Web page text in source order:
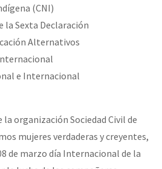
Humanidad. (Las poblaciones y
(CNI)
la Sexta Declaración
Alternativos
e Internacional
organización Sociedad Civil de
mujeres verdaderas y creyentes,
de marzo día Internacional de la